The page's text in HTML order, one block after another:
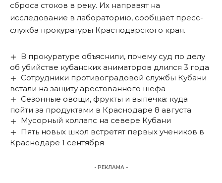
сброса стоков в реку. Их направят на
исследование в лабораторию, сообщает пресс-
служба прокуратуры Краснодарского края.
В прокуратуре объяснили, почему суд по делу
об убийстве кубанских аниматоров длился 3 года
Сотрудники противоградовой службы Кубани
встали на защиту арестованного шефа
Сезонные овощи, фрукты и выпечка: куда
пойти за продуктами в Краснодаре 8 августа
Мусорный коллапс на севере Кубани
Пять новых школ встретят первых учеников в
Краснодаре 1 сентября
- РЕКЛАМА -